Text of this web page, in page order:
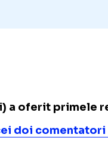
a oferit primele
doi comentatori